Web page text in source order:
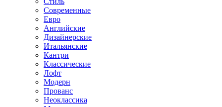
Современные
Евро
Английские
Дизайнерские
Итальянские
Кантри
Классические
Лофт
Модерн
Прованс
Неоклассика